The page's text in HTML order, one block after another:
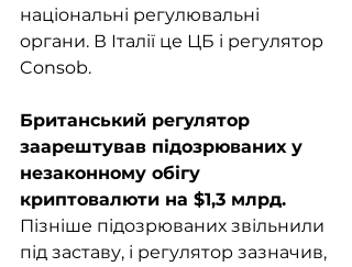
національні регулювальні
органи. В Італії це ЦБ і регулятор
Consob.
Британський регулятор
заарештував підозрюваних у
незаконному обігу
криптовалюти на $1,3 млрд.
Пізніше підозрюваних звільнили
під заставу, і регулятор зазначив,